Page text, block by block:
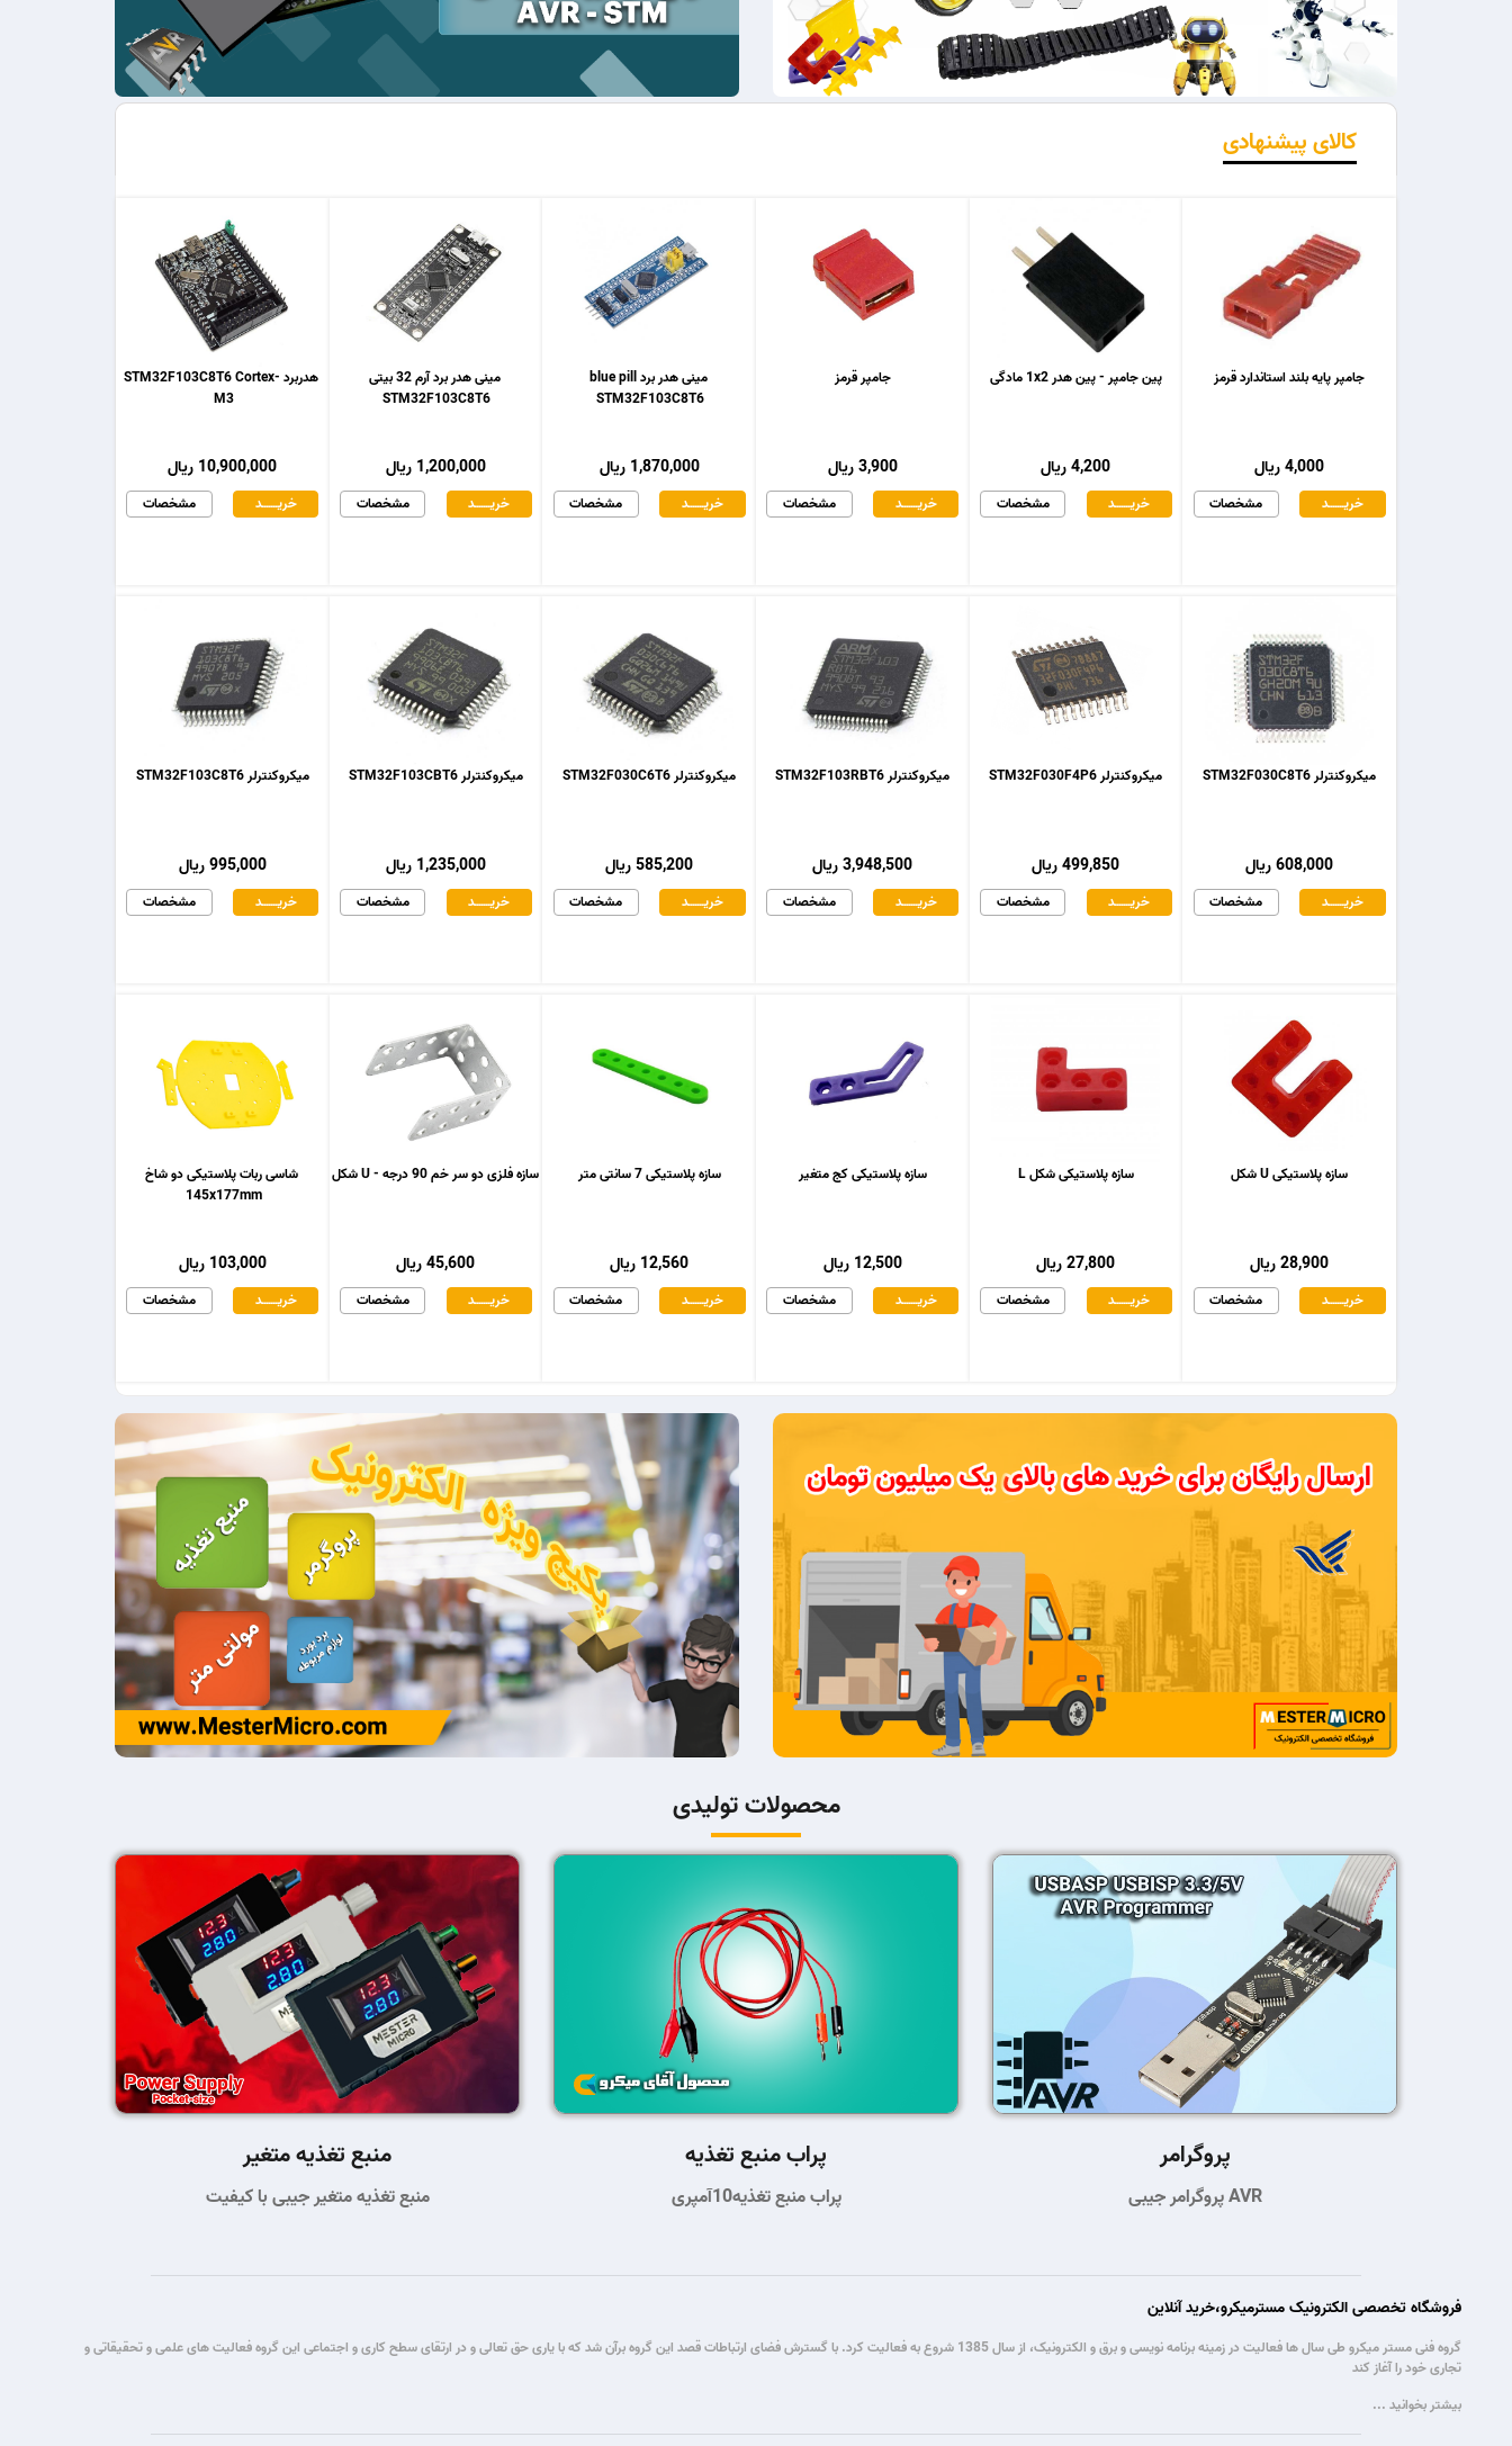
کالای پیشنهادی
هدربرد STM32F103C8T6 Cortex-
M3
10,900,000 ریال
مشخصات خریـــــــد
مینی هدر برد آرم 32 بیتی
STM32F103C8T6
1,200,000 ریال
مشخصات خریـــــــد
مینی هدر برد blue pill
STM32F103C8T6
1,870,000 ریال
مشخصات خریـــــــد
جامپر قرمز
3,900 ریال
مشخصات خریـــــــد
پین جامپر - پین هدر 1x2 مادگی
4,200 ریال
مشخصات خریـــــــد
جامپر پایه بلند استاندارد قرمز
4,000 ریال
مشخصات خریـــــــد
میکروکنترلر STM32F103C8T6
995,000 ریال
مشخصات خریـــــــد
میکروکنترلر STM32F103CBT6
1,235,000 ریال
مشخصات خریـــــــد
میکروکنترلر STM32F030C6T6
585,200 ریال
مشخصات خریـــــــد
میکروکنترلر STM32F103RBT6
3,948,500 ریال
مشخصات خریـــــــد
میکروکنترلر STM32F030F4P6
499,850 ریال
مشخصات خریـــــــد
میکروکنترلر STM32F030C8T6
608,000 ریال
مشخصات خریـــــــد
شاسی ربات پلاستیکی دو شاخ
145x177mm
103,000 ریال
مشخصات خریـــــــد
سازه فلزی دو سر خم 90 درجه - U شکل
45,600 ریال
مشخصات خریـــــــد
سازه پلاستیکی 7 سانتی متر
12,560 ریال
مشخصات خریـــــــد
سازه پلاستیکی کج متغیر
12,500 ریال
مشخصات خریـــــــد
سازه پلاستیکی شکل L
27,800 ریال
مشخصات خریـــــــد
سازه پلاستیکی U شکل
28,900 ریال
مشخصات خریـــــــد
محصولات تولیدی
منبع تغذیه متغیر
منبع تغذیه متغیر جیبی با کیفیت
پراب منبع تغذیه
پراب منبع تغذیه10آمپری
پروگرامر
پروگرامر جیبی AVR
فروشگاه تخصصی الکترونیک مسترمیکرو،خرید آنلاین
گروه فنی مستر میکرو طی سال ها فعالیت در زمینه برنامه نویسی و برق و الکترونیک، از سال 1385 شروع به فعالیت کرد. با گسترش فضای ارتباطات قصد این گروه برآن شد که با یاری حق تعالی و در ارتقای سطح کاری و اجتماعی این گروه فعالیت های علمی و تحقیقاتی و
تجاری خود را آغاز کند
بیشتر بخوانید ...